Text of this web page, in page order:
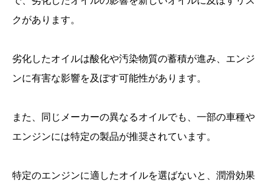
クがあります。
劣化したオイルは酸化や汚染物質の蓄積が進み、エンジ
ンに有害な影響を及ぼす可能性があります。
また、同じメーカーの異なるオイルでも、一部の車種や
エンジンには特定の製品が推奨されています。
特定のエンジンに適したオイルを選ばないと、潤滑効果